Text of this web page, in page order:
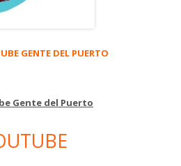
GENTE DEL PUERTO
Gente del Puerto